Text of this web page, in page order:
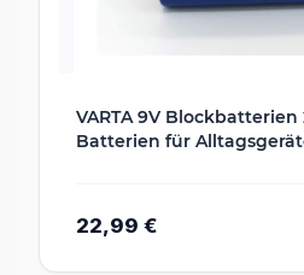
VARTA 9V
Batterien für
22,99 €